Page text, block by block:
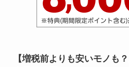
【増税前よりも安いモノも